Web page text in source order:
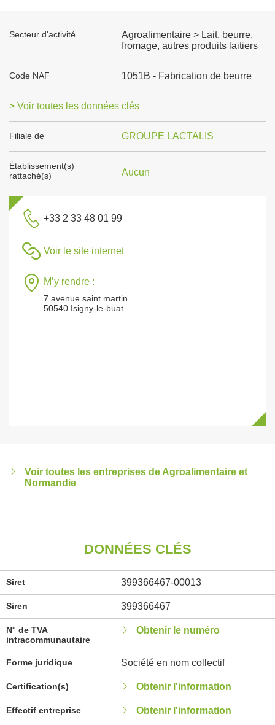
Secteur d'activité
Agroalimentaire > Lait, beurre,
fromage, autres produits laitiers
Code NAF 1051B - Fabrication de beurre
> Voir toutes les données clés
Filiale de GROUPE LACTALIS
Établissement(s)
rattaché(s)
Aucun
+33 2 33 48 01 99
Voir le site internet
M’y rendre :
7 avenue saint martin
50540 Isigny-le-buat
Voir toutes les entreprises de Agroalimentaire et
Normandie
DONNÉES CLÉS
Siret 399366467-00013
Siren 399366467
N° de TVA
intracommunautaire
Obtenir le numéro
Forme juridique Société en nom collectif
Certification(s) Obtenir l'information
Effectif entreprise Obtenir l'information